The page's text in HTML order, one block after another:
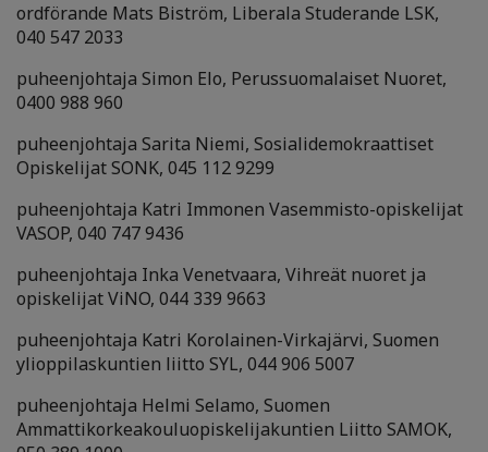
ordförande Mats Biström, Liberala Studerande LSK,
040 547 2033
puheenjohtaja Simon Elo, Perussuomalaiset Nuoret,
0400 988 960
puheenjohtaja Sarita Niemi, Sosialidemokraattiset
Opiskelijat SONK, 045 112 9299
puheenjohtaja Katri Immonen Vasemmisto-opiskelijat
VASOP, 040 747 9436
puheenjohtaja Inka Venetvaara, Vihreät nuoret ja
opiskelijat ViNO, 044 339 9663
puheenjohtaja Katri Korolainen-Virkajärvi, Suomen
ylioppilaskuntien liitto SYL, 044 906 5007
puheenjohtaja Helmi Selamo, Suomen
Ammattikorkeakouluopiskelijakuntien Liitto SAMOK,